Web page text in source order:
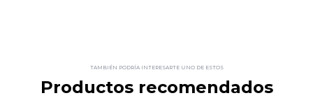
TAMBIÉN PODRÍA INTERESARTE UNO DE ESTOS
Productos recomendados